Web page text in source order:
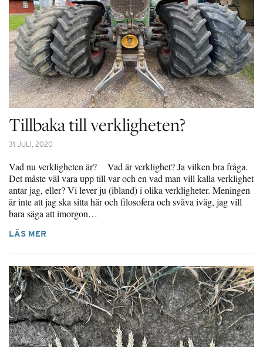
Tillbaka till verkligheten?
31 JULI, 2020
Vad nu verkligheten är? Vad är verklighet? Ja vilken bra fråga.
Det måste väl vara upp till var och en vad man vill kalla verklighet
antar jag, eller? Vi lever ju (ibland) i olika verkligheter. Meningen
är inte att jag ska sitta här och filosofera och sväva iväg, jag vill
bara säga att imorgon…
LÄS MER